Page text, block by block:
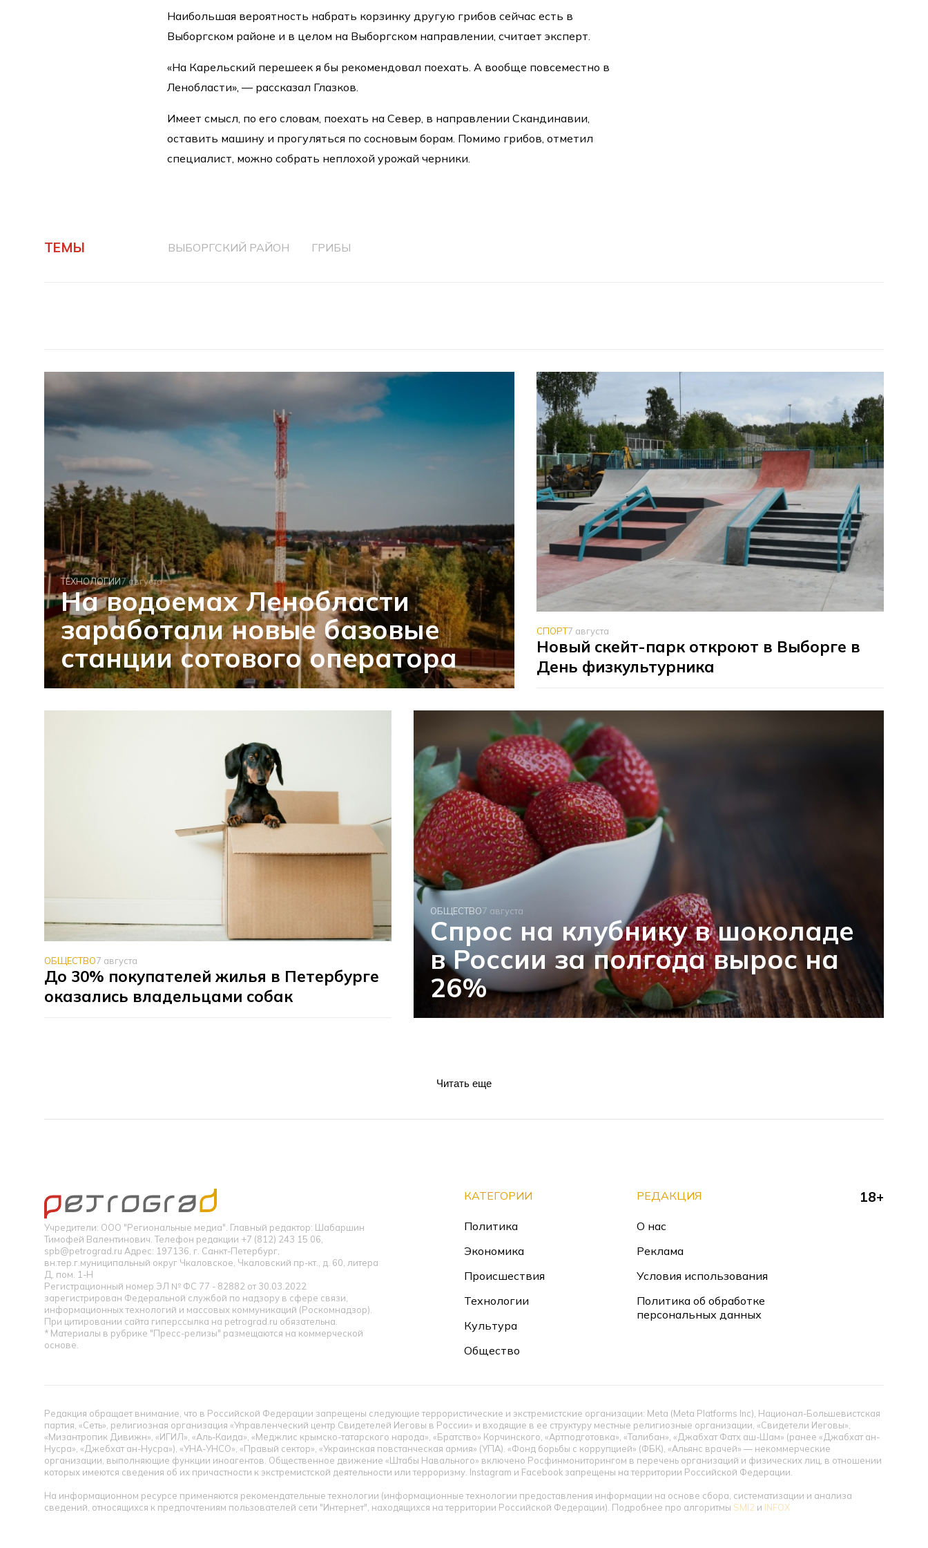
Наибольшая вероятность набрать корзинку другую грибов сейчас есть в
Выборгском районе и в целом на Выборгском направлении, считает эксперт.
«На Карельский перешеек я бы рекомендовал поехать. А вообще повсеместно в
Ленобласти», — рассказал Глазков.
Имеет смысл, по его словам, поехать на Север, в направлении Скандинавии,
оставить машину и прогуляться по сосновым борам. Помимо грибов, отметил
специалист, можно собрать неплохой урожай черники.
ТЕМЫ ВЫБОРГСКИЙ РАЙОН ГРИБЫ
ТЕХНОЛОГИИ7 августа
На водоемах Ленобласти
заработали новые базовые
станции сотового оператора
СПОРТ7 августа
Новый скейт-парк откроют в Выборге в
День физкультурника
ОБЩЕСТВО7 августа
До 30% покупателей жилья в Петербурге
оказались владельцами собак
ОБЩЕСТВО7 августа
Спрос на клубнику в шоколаде
в России за полгода вырос на
26%
Читать еще
Учредители: ООО "Региональные медиа". Главный редактор: Шабаршин
Тимофей Валентинович. Телефон редакции +7 (812) 243 15 06,
spb@petrograd.ru Адрес: 197136, г. Санкт-Петербург,
вн.тер.г.муниципальный округ Чкаловское, Чкаловский пр-кт., д. 60, литера
Д, пом. 1-Н
Регистрационный номер ЭЛ № ФС 77 - 82882 от 30.03.2022
зарегистрирован Федеральной службой по надзору в сфере связи,
информационных технологий и массовых коммуникаций (Роскомнадзор).
При цитировании сайта гиперссылка на petrograd.ru обязательна.
* Материалы в рубрике "Пресс-релизы" размещаются на коммерческой
основе.
КАТЕГОРИИ
Политика
Экономика
Происшествия
Технологии
Культура
Общество
РЕДАКЦИЯ
О нас
Реклама
Условия использования
Политика об обработке
персональных данных
18+
Редакция обращает внимание, что в Российской Федерации запрещены следующие террористические и экстремистские организации: Meta (Meta Platforms Inc), Национал-Большевистская
партия, «Сеть», религиозная организация «Управленческий центр Свидетелей Иеговы в России» и входящие в ее структуру местные религиозные организации, «Свидетели Иеговы»,
«Мизантропик Дивижн», «ИГИЛ», «Аль-Каида», «Меджлис крымско-татарского народа», «Братство» Корчинского, «Артподготовка», «Талибан», «Джабхат Фатх аш-Шам» (ранее «Джабхат ан-
Нусра», «Джебхат ан-Нусра»), «УНА-УНСО», «Правый сектор», «Украинская повстанческая армия» (УПА). «Фонд борьбы с коррупцией» (ФБК), «Альянс врачей» — некоммерческие
организации, выполняющие функции иноагентов. Общественное движение «Штабы Навального» включено Росфинмониторингом в перечень организаций и физических лиц, в отношении
которых имеются сведения об их причастности к экстремистской деятельности или терроризму. Instagram и Facebook запрещены на территории Российской Федерации.
На информационном ресурсе применяются рекомендательные технологии (информационные технологии предоставления информации на основе сбора, систематизации и анализа
сведений, относящихся к предпочтениям пользователей сети "Интернет", находящихся на территории Российской Федерации). Подробнее про алгоритмы SMI2 и INFOX